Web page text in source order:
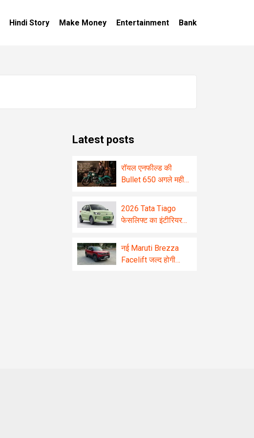
Hindi Story Make Money Entertainment Bank
Latest posts
रॉयल एनफील्ड की
Bullet 650 अगले महीने
खास
2026 Tata Tiago
फेसलिफ्ट का इंटीरियर
और कई नए फीचर्स से
होगी लैस
नई Maruti Brezza
Facelift जल्द होगी